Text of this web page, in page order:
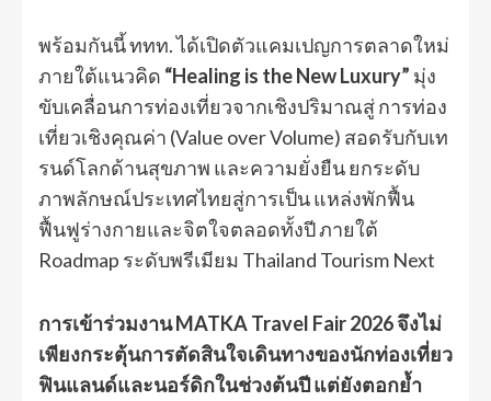
พร้อมกันนี้ ททท. ได้เปิดตัวแคมเปญการตลาดใหม่
ภายใต้แนวคิด “Healing is the New Luxury” มุ่ง
ขับเคลื่อนการท่องเที่ยวจากเชิงปริมาณสู่ การท่อง
เที่ยวเชิงคุณค่า (Value over Volume) สอดรับกับเท
รนด์โลกด้านสุขภาพ และความยั่งยืน ยกระดับ
ภาพลักษณ์ประเทศไทยสู่การเป็น แหล่งพักฟื้น
ฟื้นฟูร่างกายและจิตใจตลอดทั้งปี ภายใต้
Roadmap ระดับพรีเมียม Thailand Tourism Next
การเข้าร่วมงาน MATKA Travel Fair 2026 จึงไม่
เพียงกระตุ้นการตัดสินใจเดินทางของนักท่องเที่ยว
ฟินแลนด์และนอร์ดิกในช่วงต้นปี แต่ยังตอกย้ำ